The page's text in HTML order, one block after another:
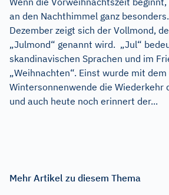
an den Nachthimmel ganz
Dezember zeigt sich der Vollmond,
„Julmond“ genannt wird. „Jul“
skandinavischen Sprachen und im
„Weihnachten“. Einst wurde mit
Wintersonnenwende die Wiederkehr
und auch heute noch erinnert der...
Mehr Artikel zu diesem Thema